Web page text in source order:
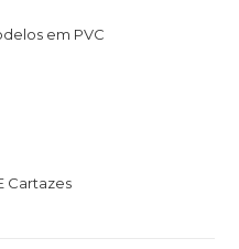
em PVC
Cartazes